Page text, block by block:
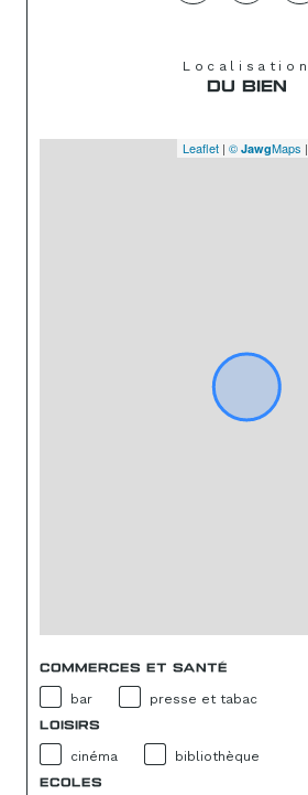
Localisation
DU BIEN
Leaflet | © JawgMaps |
COMMERCES ET SANTÉ
bar presse et tabac
LOISIRS
cinéma bibliothèque
ECOLES